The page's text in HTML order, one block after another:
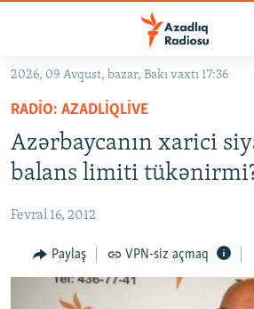
Əsas
qayıt
Əsas
naviqasiyaya
qayıt
Axtarışa
GÜNDƏM
#İZAHLA
KORRUPSIOMETR
FƏRQƏ BAX
QANUNI DOĞRU
ARAŞDIRMA
2026, 09 Avqust, bazar, Bakı vaxtı 17:36
RADIO: AZADLIQLIVE
Azərbaycanın xarici
balans limiti
Fevral 16, 2012
Paylaş VPN-siz açmaq